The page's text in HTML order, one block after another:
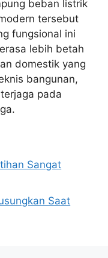
beban listrik
tersebut
fungsional ini
lebih betah
domestik yang
bangunan,
pada
Sangat
Saat